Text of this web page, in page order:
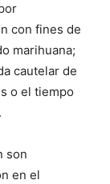
con fines de
marihuana;
cautelar de
o el tiempo
son
en el